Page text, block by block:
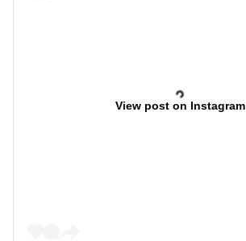
View post on Instagram